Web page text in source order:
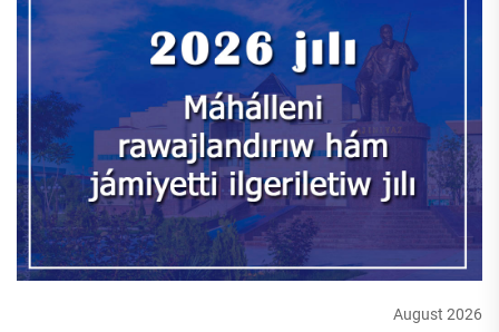
August 2026